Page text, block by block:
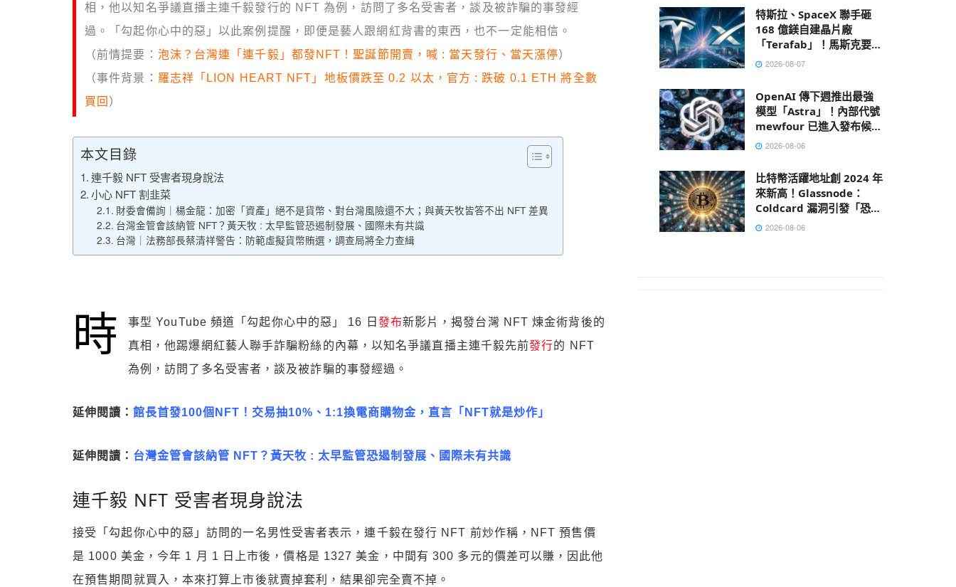
相，他以知名爭議直播主連千毅發行的 NFT 為例，訪問了多名受害者，談及被詐騙的事發經
過。「勾起你心中的惡」以此案例提醒，即便是藝人跟網紅背書的東西，也不一定能相信。
（前情提要： 泡沫？台灣連「連千毅」都發NFT！聖誕節開賣，喊 : 當天發行、當天漲停）
（事件背景： 羅志祥「LION HEART NFT」地板價跌至 0.2 以太，官方 : 跌破 0.1 ETH 將全數
買回 ）
本文目錄
連千毅 NFT 受害者現身說法
小心 NFT 割韭菜
財委會備詢｜楊金龍：加密「資產」絕不是貨幣、對台灣風險還不大；與黃天牧皆答不出 NFT 差異
台灣金管會該納管 NFT？黃天牧 : 太早監管恐遏制發展、國際未有共識
台灣｜法務部長蔡清祥警告：防範虛擬貨幣賄選，調查局將全力查緝
時 事型 YouTube 頻道「勾起你心中的惡」 16 日 發布新影片，揭發台灣 NFT 煉金術背後的
真相，他踢爆網紅藝人聯手詐騙粉絲的內幕，以知名爭議直播主連千毅先前發行的 NFT
為例，訪問了多名受害者，談及被詐騙的事發經過。
延伸閱讀： 館長首發100個NFT！交易抽10%、1:1換電商購物金，直言「NFT就是炒作」
延伸閱讀： 台灣金管會該納管 NFT？黃天牧 : 太早監管恐遏制發展、國際未有共識
連千毅 NFT 受害者現身說法
接受「勾起你心中的惡」訪問的一名男性受害者表示，連千毅在發行 NFT 前炒作稱，NFT 預售價
是 1000 美金，今年 1 月 1 日上市後，價格是 1327 美金，中間有 300 多元的價差可以賺，因此他
在預售期間就買入，本來打算上市後就賣掉套利，結果卻完全賣不掉。
特斯拉、SpaceX 聯手砸
168 億鎂自建晶片廠
「Terafab」！馬斯克要打
造地表最大建築
2026-08-07
OpenAI 傳下週推出最強
模型「Astra」！內部代號
mewfour 已進入發布候選
階段2026-08-06
比特幣活躍地址創 2024 年
來新高！Glassnode：
Coldcard 漏洞引發「恐慌
性轉移」
2026-08-06